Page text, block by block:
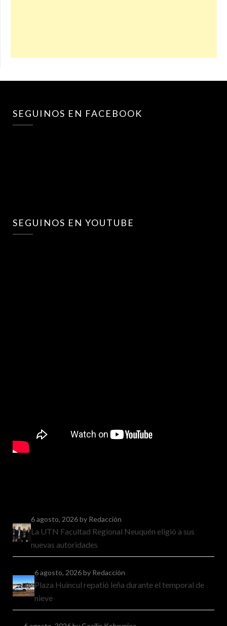
SEGUINOS EN FACEBOOK
SEGUINOS EN YOUTUBE
6 agosto, 2026by Redacción
La UTN Facultad Regional Neuquén eligió a sus
nuevas autoridades
6 agosto, 2026by Redacción
Plaza Huincul repatió leña durante el temporal de
nieve